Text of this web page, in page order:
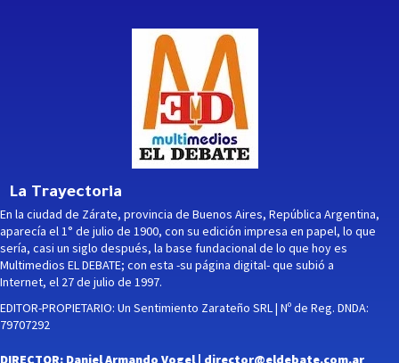
La Trayectoria
En la ciudad de Zárate, provincia de Buenos Aires, República Argentina,
aparecía el 1° de julio de 1900, con su edición impresa en papel, lo que
sería, casi un siglo después, la base fundacional de lo que hoy es
Multimedios EL DEBATE; con esta -su página digital- que subió a
Internet, el 27 de julio de 1997.
EDITOR-PROPIETARIO: Un Sentimiento Zarateño SRL | Nº de Reg. DNDA:
79707292
DIRECTOR: Daniel Armando Vogel | director@eldebate.com.ar